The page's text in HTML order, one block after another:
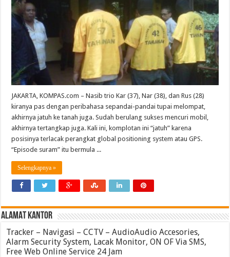
JAKARTA, KOMPAS.com – Nasib trio Kar (37), Nar (38), dan Rus (28)
kiranya pas dengan peribahasa sepandai-pandai tupai melompat,
akhirnya jatuh ke tanah juga. Sudah berulang sukses mencuri mobil,
akhirnya tertangkap juga. Kali ini, komplotan ini “jatuh” karena
posisinya terlacak perangkat global positioning system atau GPS.
“Episode suram” itu bermula ...
Selengkapnya »
ALAMAT KANTOR
Tracker – Navigasi – CCTV – AudioAudio Accesories,
Alarm Security System, Lacak Monitor, ON OF Via SMS,
Free Web Online Service 24 Jam